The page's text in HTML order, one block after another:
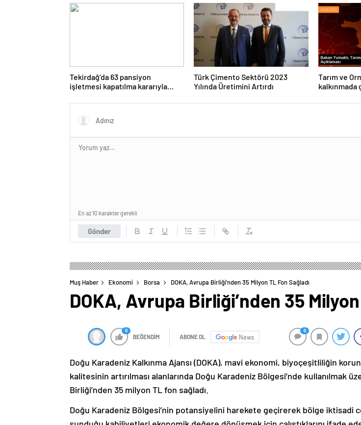
fabrikanın
Tekirdağ’da 63 pansiyon
işletmesi kapatılma kararıyla
Türk Çimento Sektörü 2023
Yılında Üretimini Artırdı
Tarım ve
kalkınmada
Gönder
En az 10 karakter gerekli
Muş Haber Ekonomi Borsa DOKA, Avrupa Birliği’nden 35 Milyon TL Fon Sağladı
DOKA, Avrupa Birliği’nden 35
0
BEĞENDİM ABONE OL News
0
Doğu Karadeniz Kalkınma Ajansı (DOKA), mavi ekonomi, biyoçeşitliliğin
kalitesinin artırılması alanlarında Doğu Karadeniz Bölgesi’nde kullanılmak
Birliği’nden 35 milyon TL fon sağladı.
Doğu Karadeniz Bölgesi’nin potansiyelini harekete geçirerek bölge iktisadi